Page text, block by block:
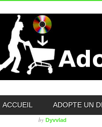
MAIN MENU
ACCUEIL ADOPTE UN
by Dyvvlad